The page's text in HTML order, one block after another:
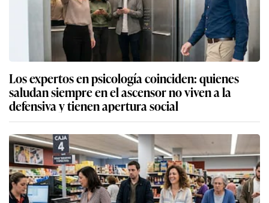
Los expertos en psicología coinciden: quienes
saludan siempre en el ascensor no viven a la
defensiva y tienen apertura social